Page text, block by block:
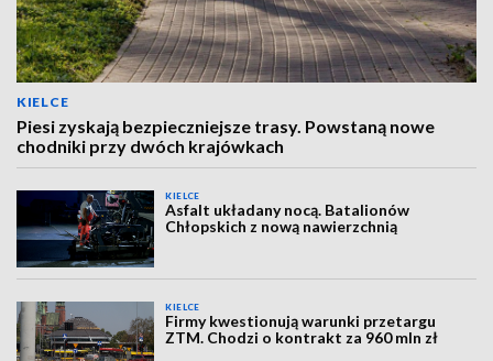
KIELCE
Piesi zyskają bezpieczniejsze trasy. Powstaną nowe
chodniki przy dwóch krajówkach
KIELCE
Asfalt układany nocą. Batalionów
Chłopskich z nową nawierzchnią
KIELCE
Firmy kwestionują warunki przetargu
ZTM. Chodzi o kontrakt za 960 mln zł